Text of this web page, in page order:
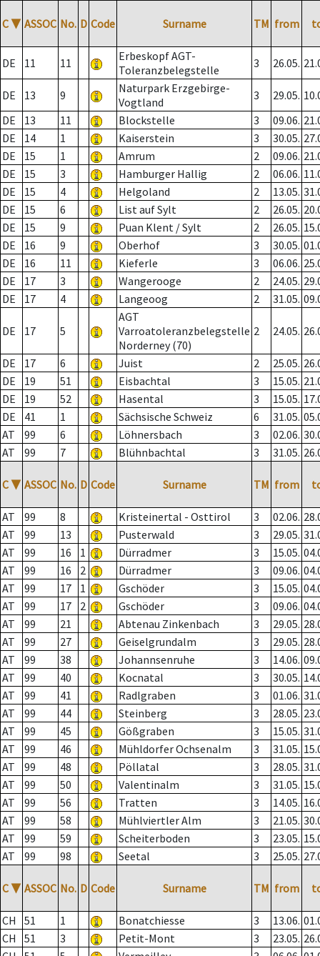
C ▼ ASSOC No. D Code Surname TM from
DE 11 11
Erbeskopf AGT-
Toleranzbelegstelle
3 26.05.
DE 13 9
Naturpark Erzgebirge-
Vogtland
3 29.05.
DE
13 11 Blockstelle 3 09.06.
DE
14 1 Kaiserstein 3 30.05.
DE
15 1 Amrum 2 09.06.
DE
15 3 Hamburger Hallig 2 06.06.
DE
15 4 Helgoland 2 13.05.
DE
15 6 List auf Sylt 2 26.05.
DE
15 9 Puan Klent / Sylt 2 26.05.
DE
16 9 Oberhof 3 30.05.
DE
16 11 Kieferle 3 06.06.
DE
17 3 Wangerooge 2 24.05.
DE
17 4 Langeoog 2 31.05.
DE 17 5
AGT
Varroatoleranzbelegstelle
Norderney (70)
2 24.05.
DE 17 6 Juist 2 25.05.
DE
19 51 Eisbachtal 3 15.05.
DE
19 52 Hasental 3 15.05.
DE
41 1 Sächsische Schweiz 6 31.05.
AT
99 6 Löhnersbach 3 02.06.
AT
99 7 Blühnbachtal 3 31.05.
C ▼ ASSOC No. D Code Surname TM from
AT 99 8 Kristeinertal - Osttirol 3 02.06.
AT
99 13 Pusterwald 3 29.05.
AT
99 16 1 Dürradmer 3 15.05.
AT
99 16 2 Dürradmer 3 09.06.
AT
99 17 1 Gschöder 3 15.05.
AT
99 17 2 Gschöder 3 09.06.
AT
99 21 Abtenau Zinkenbach 3 29.05.
AT
99 27 Geiselgrundalm 3 29.05.
AT
99 38 Johannsenruhe 3 14.06.
AT
99 40 Kocnatal 3 30.05.
AT
99 41 Radlgraben 3 01.06.
AT
99 44 Steinberg 3 28.05.
AT
99 45 Gößgraben 3 15.05.
AT
99 46 Mühldorfer Ochsenalm 3 31.05.
AT
99 48 Pöllatal 3 28.05.
AT
99 50 Valentinalm 3 31.05.
AT
99 56 Tratten 3 14.05.
AT
99 58 Mühlviertler Alm 3 21.05.
AT
99 59 Scheiterboden 3 23.05.
AT
99 98 Seetal 3 25.05.
C ▼ ASSOC No. D Code Surname TM from
CH 51 1 Bonatchiesse 3 13.06.
CH
51 3 Petit-Mont 3 23.05.